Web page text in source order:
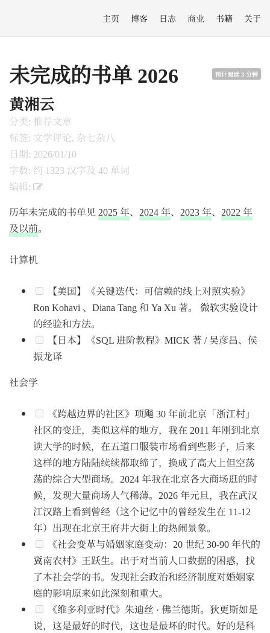
主页 博客 日志 商业 书籍 关于
预计阅读 3 分钟
未完成的书单 2026
黄湘云
分类: 推荐文章
标签: 文学评论, 杂七杂八
日期: 2026/01/10
字数: 约 1323 汉字及 40 单词
编辑:
历年未完成的书单见 2025 年、 2024 年、 2023 年、 2022 年
及以前。
计算机
【美国】《关键迭代：可信赖的线上对照实验》
Ron Kohavi 、Diana Tang 和 Ya Xu 著。 微软实验设计
的经验和方法。
【日本】《SQL 进阶教程》MICK 著 / 吴彦昌、侯
振龙译
社会学
《跨越边界的社区》项飚 30 年前北京「浙江村」
社区的变迁，类似这样的地方，我在 2011 年刚到北京
读大学的时候，在五道口服装市场看到些影子，后来
这样的地方陆陆续续都取缔了，换成了高大上但空荡
荡的综合大型商场。2024 年我在北京各大商场逛的时
候，发现大量商场人气稀薄。2026 年元旦，我在武汉
江汉路上看到曾经（这个记忆中的曾经发生在 11-12
年）出现在北京王府井大街上的热闹景象。
《社会变革与婚姻家庭变动：20 世纪 30-90 年代的
冀南农村》王跃生。出于对当前人口数据的困惑，找
了本社会学的书。发现社会政治和经济制度对婚姻家
庭的影响原来如此深刻和重大。
《维多利亚时代》朱迪丝 · 佛兰德斯。狄更斯如是
说，这是最好的时代，这也是最坏的时代。好的是科